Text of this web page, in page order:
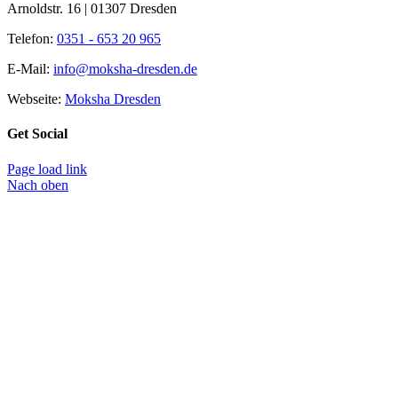
Arnoldstr. 16 | 01307 Dresden
Telefon: 0351 - 653 20 965
E-Mail: info@moksha-dresden.de
Webseite: Moksha Dresden
Get Social
Page load link
Nach oben